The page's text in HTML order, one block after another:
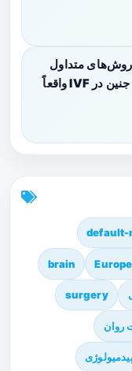
روش‌های متداول
آماده‌سازی قبل از انتقال جنین در IVF واقعاً
default-
brain
surgery
روان